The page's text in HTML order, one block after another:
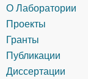
О Лаборатории
Проекты
Гранты
Публикации
Диссертации